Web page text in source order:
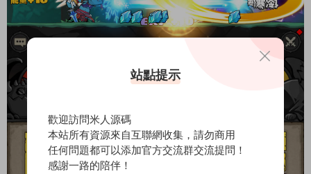
站點提示
歡迎訪問米人源碼
本站所有資源來自互聯網收集，請勿商用
任何問題都可以添加官方交流群交流提問！
感謝一路的陪伴！